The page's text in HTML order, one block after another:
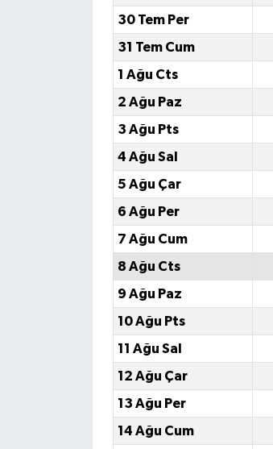
30 Tem Per
31 Tem Cum
1 Ağu Cts
2 Ağu Paz
3 Ağu Pts
4 Ağu Sal
5 Ağu Çar
6 Ağu Per
7 Ağu Cum
8 Ağu Cts
9 Ağu Paz
10 Ağu Pts
11 Ağu Sal
12 Ağu Çar
13 Ağu Per
14 Ağu Cum